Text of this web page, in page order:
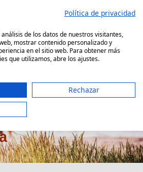
Decesos
Ama Mutua
Política de privacidad
de los datos de nuestros visitantes,
mostrar contenido personalizado y
en el sitio web. Para obtener más
que utilizamos, abre los ajustes.
Rechazar